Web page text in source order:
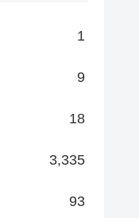
1
9
18
3,335
93